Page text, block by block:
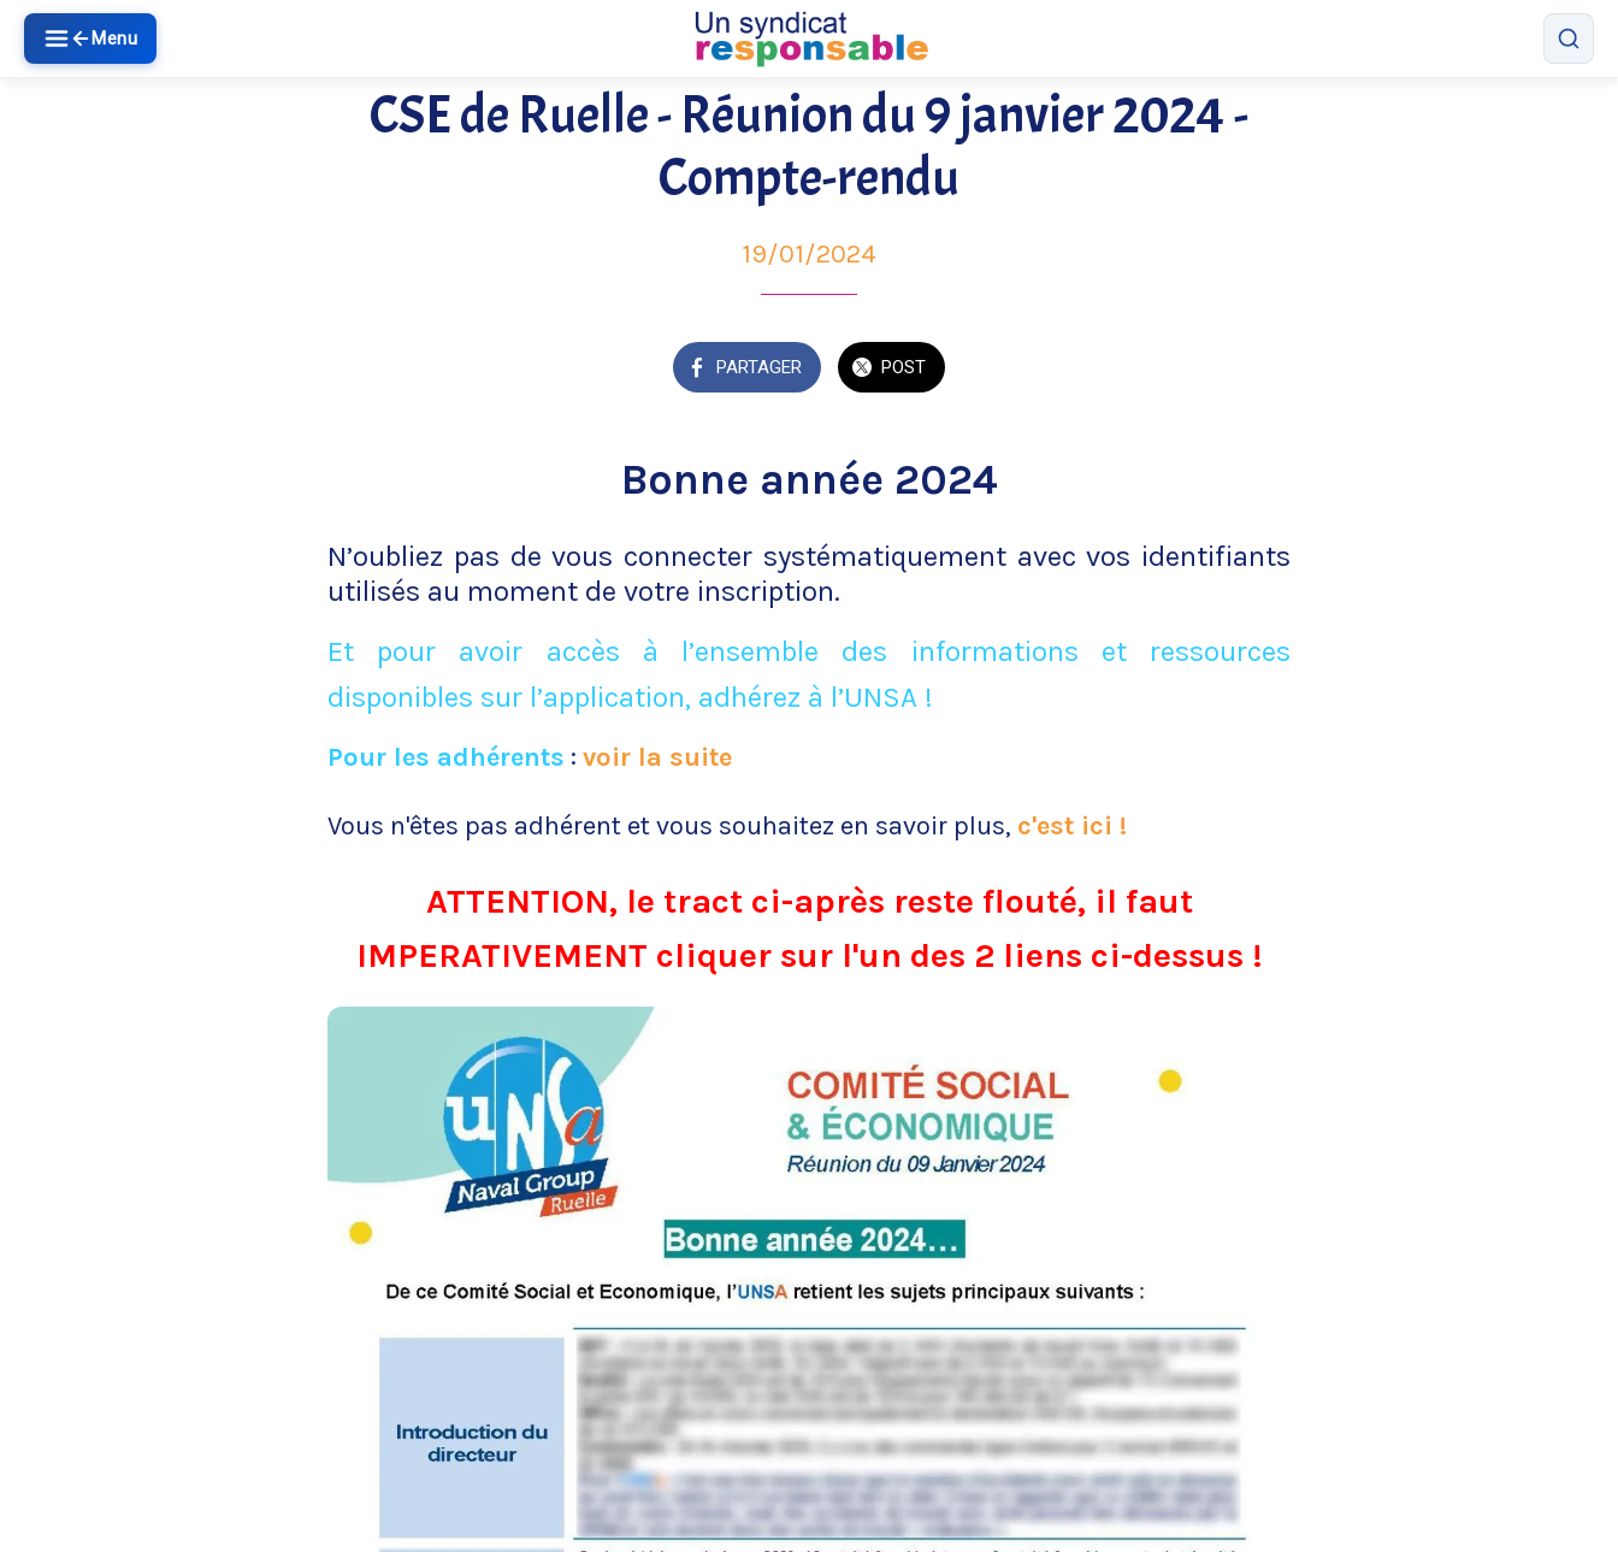
Menu
CSE de Ruelle - Réunion du 9 janvier 2024 -
Compte-rendu
19/01/2024
PARTAGER POST
Bonne année 2024
N’oubliez pas de vous connecter systématiquement avec vos identifiants
utilisés au moment de votre inscription.
Et pour avoir accès à l’ensemble des informations et ressources
disponibles sur l’application, adhérez à l’UNSA !
Pour les adhérents : voir la suite
Vous n'êtes pas adhérent et vous souhaitez en savoir plus, c'est ici !
ATTENTION, le tract ci-après reste flouté, il faut
IMPERATIVEMENT cliquer sur l'un des 2 liens ci-dessus !